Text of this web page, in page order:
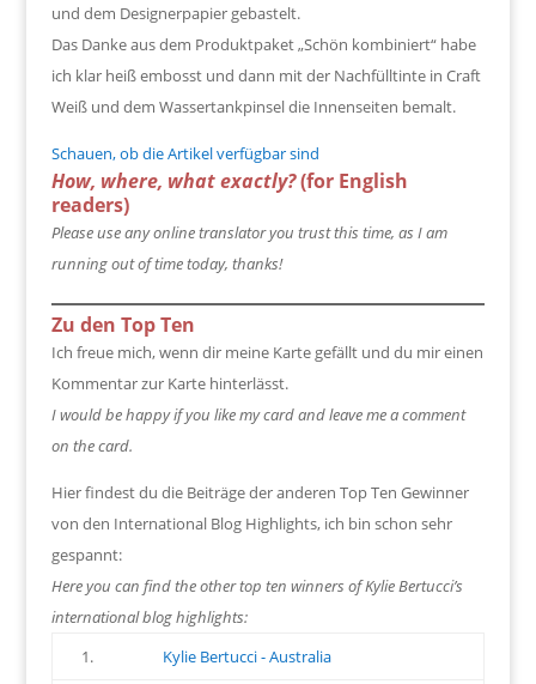
und dem Designerpapier gebastelt.
Das Danke aus dem Produktpaket „Schön kombiniert“ habe
ich klar heiß embosst und dann mit der Nachfülltinte in Craft
Weiß und dem Wassertankpinsel die Innenseiten bemalt.
Schauen, ob die Artikel verfügbar sind
How, where, what exactly?(for English
readers)
Please use any online translator you trust this time, as I am
running out of time today, thanks!
Zu den Top Ten
Ich freue mich, wenn dir meine Karte gefällt und du mir einen
Kommentar zur Karte hinterlässt.
I would be happy if you like my card and leave me a comment
on the card.
Hier findest du die Beiträge der anderen Top Ten Gewinner
von den International Blog Highlights, ich bin schon sehr
gespannt:
Here you can find the other top ten winners of Kylie Bertucci’s
international blog highlights:
1.
Kylie Bertucci - Australia